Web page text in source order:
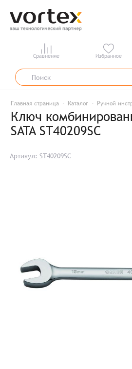
Сравнение Избранное
Главная страница Каталог Ручной
Ключ
SATA ST40209SC
Артикул: ST40209SC